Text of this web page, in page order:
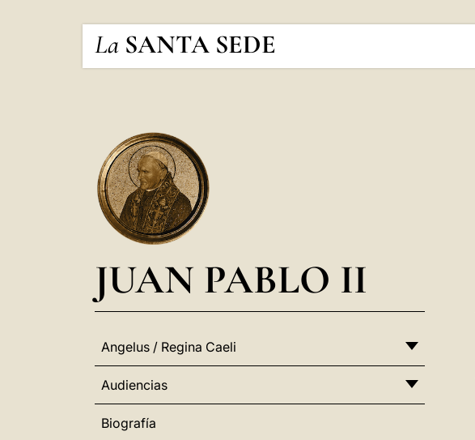
La SANTA SEDE
JUAN PABLO II
Angelus / Regina Caeli
Audiencias
Biografía